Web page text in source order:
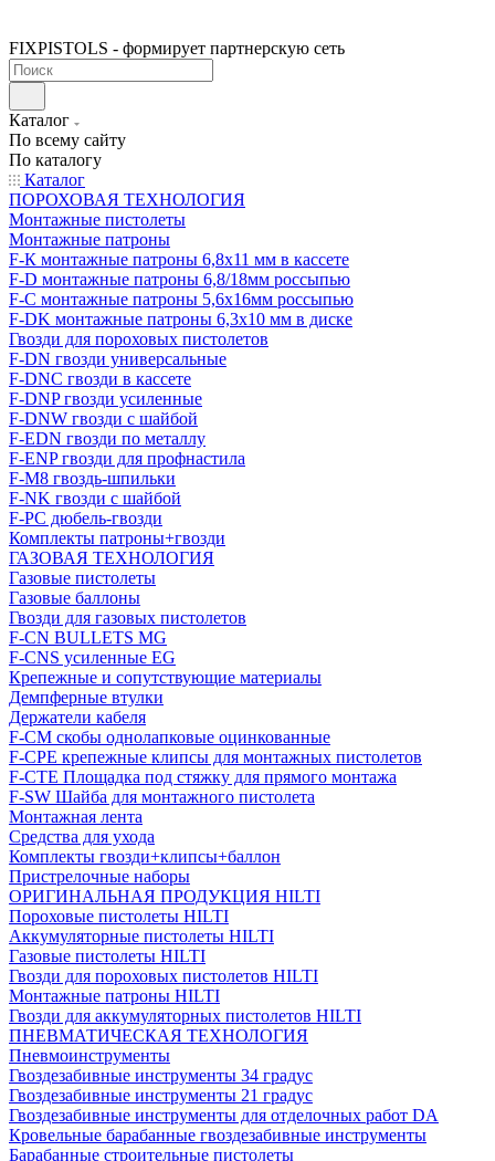
FIXPISTOLS - формирует партнерскую сеть
Каталог
По всему сайту
По каталогу
Каталог
ПОРОХОВАЯ ТЕХНОЛОГИЯ
Монтажные пистолеты
Монтажные патроны
F-К монтажные патроны 6,8х11 мм в кассете
F-D монтажные патроны 6,8/18мм россыпью
F-C монтажные патроны 5,6х16мм россыпью
F-DK монтажные патроны 6,3х10 мм в диске
Гвозди для пороховых пистолетов
F-DN гвозди универсальные
F-DNC гвозди в кассете
F-DNP гвозди усиленные
F-DNW гвозди с шайбой
F-EDN гвозди по металлу
F-ENP гвозди для профнастила
F-M8 гвоздь-шпильки
F-NK гвозди с шайбой
F-PC дюбель-гвозди
Комплекты патроны+гвозди
ГАЗОВАЯ ТЕХНОЛОГИЯ
Газовые пистолеты
Газовые баллоны
Гвозди для газовых пистолетов
F-CN BULLETS MG
F-CNS усиленные EG
Крепежные и сопутствующие материалы
Демпферные втулки
Держатели кабеля
F-CM скобы однолапковые оцинкованные
F-CPE крепежные клипсы для монтажных пистолетов
F-CTE Площадка под стяжку для прямого монтажа
F-SW Шайба для монтажного пистолета
Монтажная лента
Средства для ухода
Комплекты гвозди+клипсы+баллон
Пристрелочные наборы
ОРИГИНАЛЬНАЯ ПРОДУКЦИЯ HILTI
Пороховые пистолеты HILTI
Аккумуляторные пистолеты HILTI
Газовые пистолеты HILTI
Гвозди для пороховых пистолетов HILTI
Монтажные патроны HILTI
Гвозди для аккумуляторных пистолетов HILTI
ПНЕВМАТИЧЕСКАЯ ТЕХНОЛОГИЯ
Пневмоинструменты
Гвоздезабивные инструменты 34 градус
Гвоздезабивные инструменты 21 градус
Гвоздезабивные инструменты для отделочных работ DA
Кровельные барабанные гвоздезабивные инструменты
Барабанные строительные пистолеты